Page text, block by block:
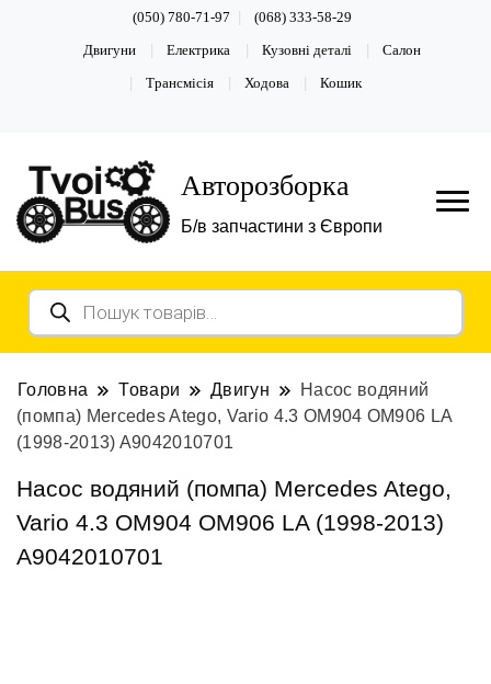
(050) 780-71-97 (068) 333-58-29
Двигуни Електрика Кузовні деталі Салон
Трансмісія Ходова Кошик
Авторозборка
Б/в запчастини з Європи
Пошук
товарів
Головна Товари Двигун
Насос водяний
(помпа) Mercedes Atego, Vario 4.3 OМ904 OM906 LA
(1998-2013) A9042010701
Насос водяний (помпа) Mercedes Atego,
Vario 4.3 OМ904 OM906 LA (1998-2013)
A9042010701